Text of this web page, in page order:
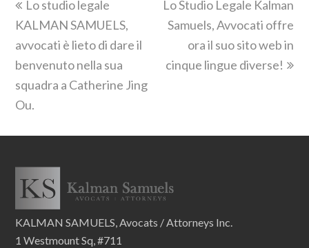
previous
post:
Lo studio legale
KALMAN SAMUELS,
avvocati è lieto di dare il
benvenuto nella sua
squadra a Catherine Jing
Ou.
next
post:
Lo Studio Legale Kalman
Samuels, Avvocati offre
ora il suo sito web in
cinque lingue diverse!
KALMAN SAMUELS, Avocats / Attorneys Inc.
1 Westmount Sq, #711